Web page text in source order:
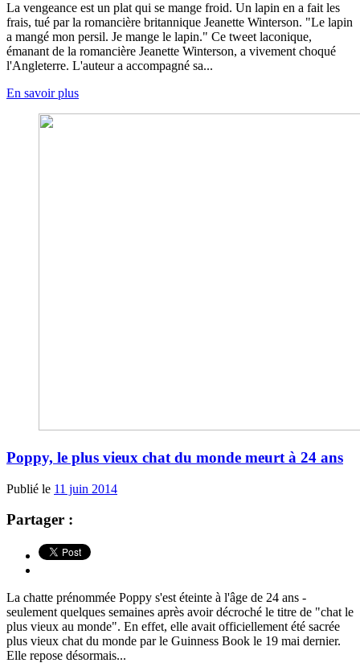
La vengeance est un plat qui se mange froid. Un lapin en a fait les
frais, tué par la romancière britannique Jeanette Winterson. "Le lapin
a mangé mon persil. Je mange le lapin." Ce tweet laconique,
émanant de la romancière Jeanette Winterson, a vivement choqué
l'Angleterre. L'auteur a accompagné sa...
En savoir plus
Poppy, le plus vieux chat du monde meurt à 24 ans
Publié le 11 juin 2014
Partager :
La chatte prénommée Poppy s'est éteinte à l'âge de 24 ans -
seulement quelques semaines après avoir décroché le titre de "chat le
plus vieux au monde". En effet, elle avait officiellement été sacrée
plus vieux chat du monde par le Guinness Book le 19 mai dernier.
Elle repose désormais...